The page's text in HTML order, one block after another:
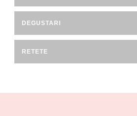
DEGUSTARI
RETETE